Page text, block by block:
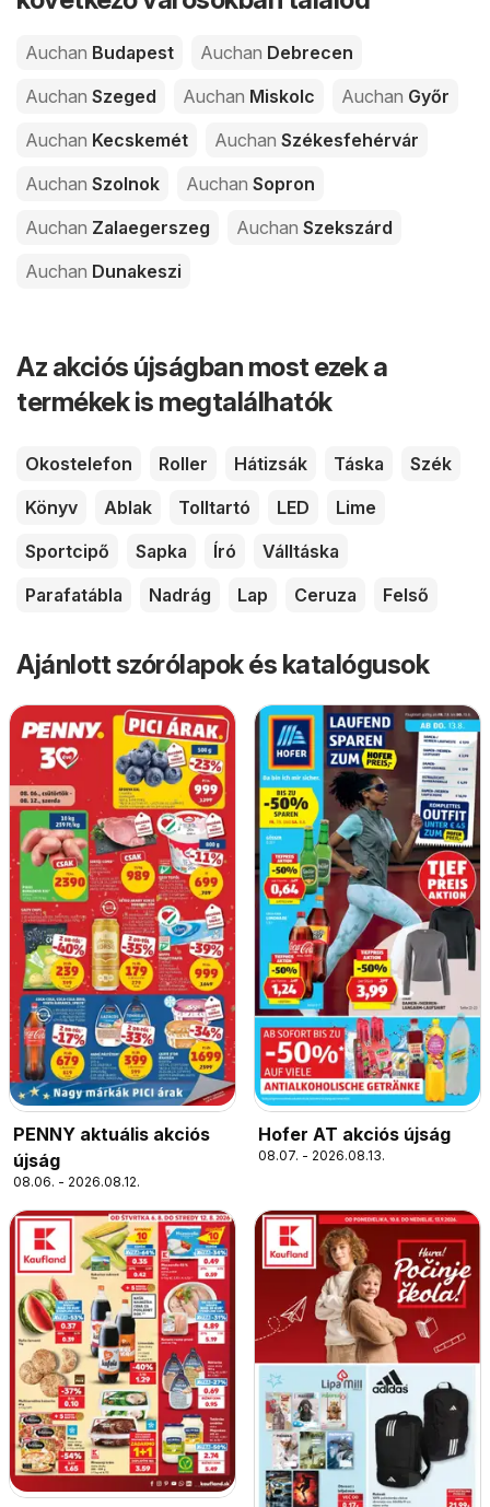
Auchan Budapest Auchan Debrecen
Auchan Szeged Auchan Miskolc Auchan Győr
Auchan Kecskemét Auchan Székesfehérvár
Auchan Szolnok Auchan Sopron
Auchan Zalaegerszeg Auchan Szekszárd
Auchan Dunakeszi
Az akciós újságban most ezek a
termékek is megtalálhatók
Okostelefon Roller Hátizsák Táska
Szék
Könyv
Ablak Tolltartó LED
Lime
Sportcipő
Sapka Író
Válltáska
Parafatábla
Nadrág Lap Ceruza Felső
Ajánlott szórólapok és katalógusok
PENNY aktuális akciós
újság
08.06. - 2026.08.12.
Hofer AT akciós újság
08.07. - 2026.08.13.